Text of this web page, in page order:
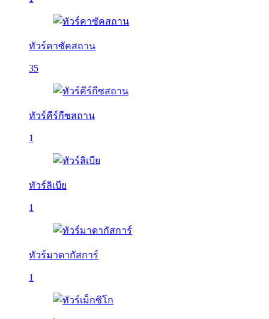
ทัวร์คาซัคสถาน
35
ทัวร์คีร์กีซสถาน
1
ทัวร์ลิเบีย
1
ทัวร์มาดากัสการ์
1